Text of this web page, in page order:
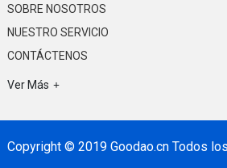
SOBRE NOSOTROS
NUESTRO SERVICIO
CONTÁCTENOS
Ver Más
Copyright © 2019 Goodao.cn Todos